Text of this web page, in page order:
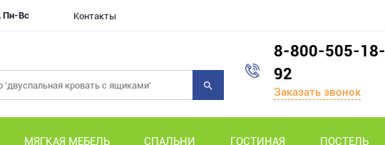
Пн-Вс Контакты
8-800-505-18-
92
Заказать звонок
МЯГКАЯ МЕБЕЛЬ СПАЛЬНИ ГОСТИНАЯ ПОСТЕЛЬ